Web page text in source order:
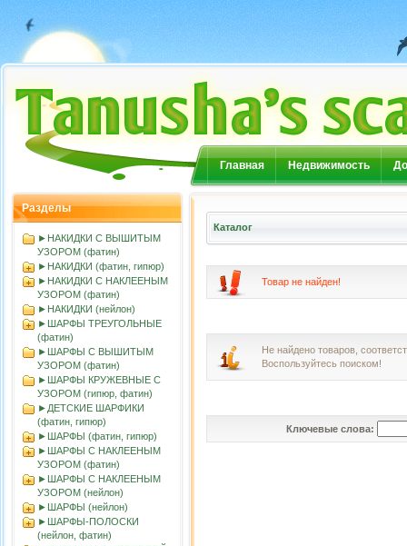
Главная Недвижимость
Разделы
►НАКИДКИ С ВЫШИТЫМ
УЗОРОМ (фатин)
►НАКИДКИ (фатин, гипюр)
►НАКИДКИ С НАКЛЕЕНЫМ
УЗОРОМ (фатин)
►НАКИДКИ (нейлон)
►ШАРФЫ ТРЕУГОЛЬНЫЕ
(фатин)
►ШАРФЫ С ВЫШИТЫМ
УЗОРОМ (фатин)
►ШАРФЫ КРУЖЕВНЫЕ С
УЗОРОМ (гипюр, фатин)
►ДЕТСКИЕ ШАРФИКИ
(фатин, гипюр)
►ШАРФЫ (фатин, гипюр)
►ШАРФЫ С НАКЛЕЕНЫМ
УЗОРОМ (фатин)
►ШАРФЫ С НАКЛЕЕНЫМ
УЗОРОМ (нейлон)
►ШАРФЫ (нейлон)
►ШАРФЫ-ПОЛОСКИ
(нейлон, фатин)
Каталог
Товар не найден!
Не найдено товаров,
Воспользуйтесь поиском!
Ключевые слова: